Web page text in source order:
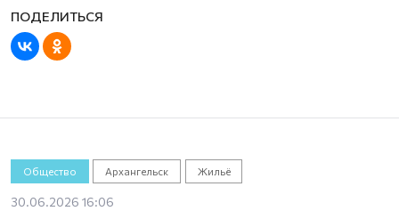
Общество Архангельск Жильё
30.06.2026 16:06